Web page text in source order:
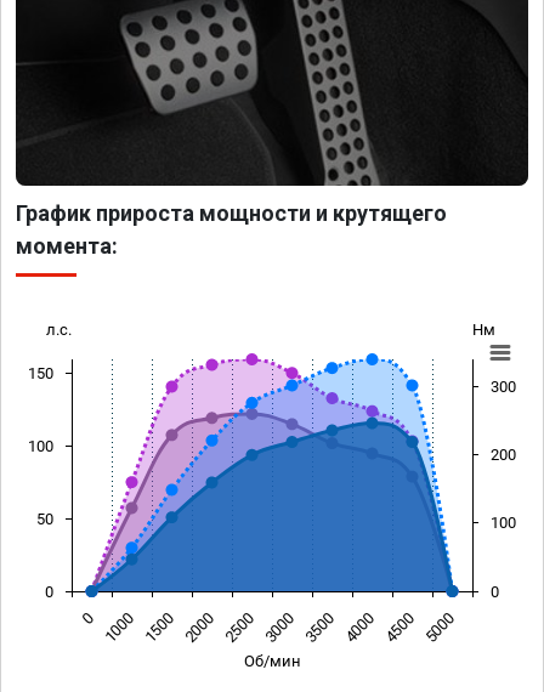
График прироста мощности и крутящего
момента:
Об/мин
л.с. Нм
0 1000 1500 2000 2500 3000 3500 4000 4500 5000
0
50
100
150
0
100
200
300